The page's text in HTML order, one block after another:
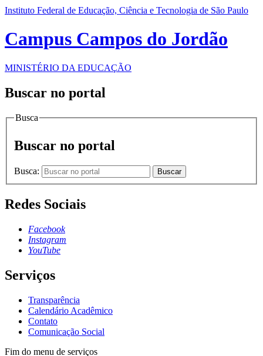
Instituto Federal de Educação, Ciência e Tecnologia de São Paulo
Campus Campos do Jordão
MINISTÉRIO DA EDUCAÇÃO
Buscar no portal
Busca
Buscar no portal
Busca: Buscar
Redes Sociais
Facebook
Instagram
YouTube
Serviços
Transparência
Calendário Acadêmico
Contato
Comunicação Social
Fim do menu de serviços